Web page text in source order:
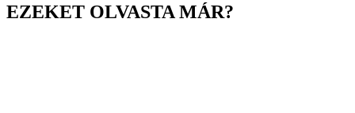
EZEKET OLVASTA MÁR?